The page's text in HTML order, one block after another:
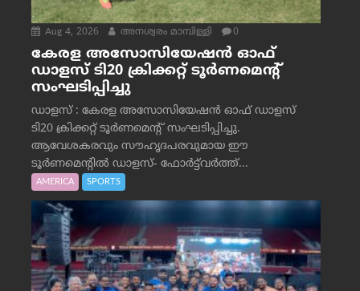
Aug 4, 2026 അനശ്വരം മാമ്പിള്ളി 0
കേരള അസോസിയേഷൻ ഓഫ്
ഡാളസ് ടി20 ക്രിക്കറ്റ് ടൂർണമെന്റ്
സംഘടിപ്പിച്ചു
ഡാളസ് : കേരള അസോസിയേഷൻ ഓഫ് ഡാളസ്
ടി20 ക്രിക്കറ്റ് ടൂർണമെന്റ് സംഘടിപ്പിച്ചു.
ആവേശകരവും സൗഹൃദപരവുമായ ഈ
ടൂർണമെന്റിൽ ഡാളസ്- ഫോർട്ട്‌വര്‍ത്ത്...
AMERICA SPORTS